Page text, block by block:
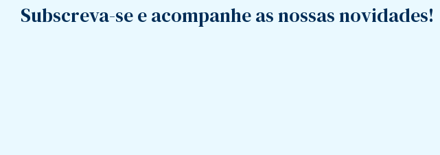
Subscreva-se e acompanhe as nossas novidades!